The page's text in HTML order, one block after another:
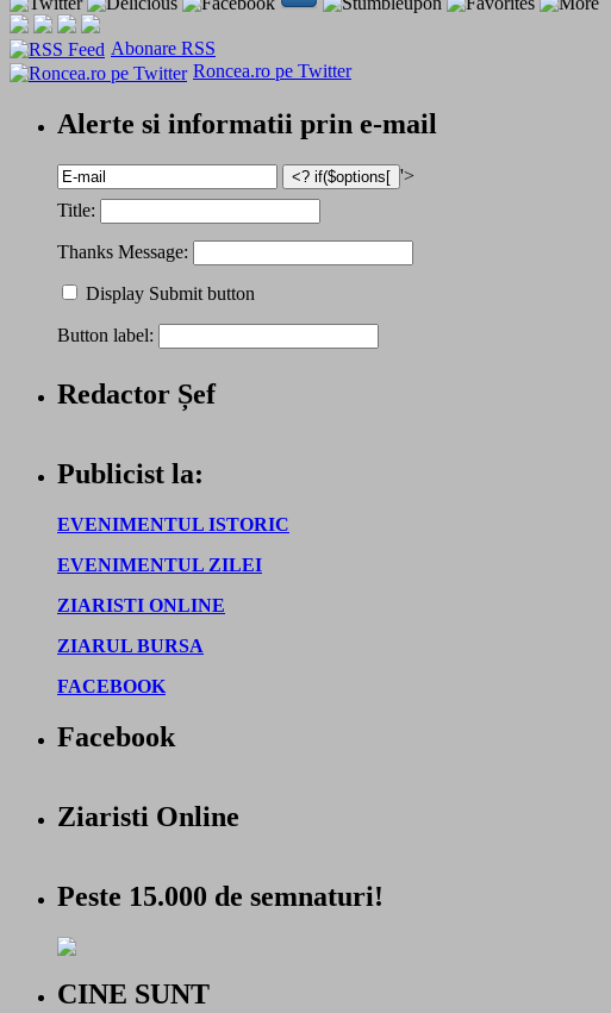
Abonare RSS
Roncea.ro pe Twitter
Alerte si informatii prin e-mail
'>
Title:
Thanks Message:
Display Submit button
Button label:
Redactor Șef
Publicist la:
EVENIMENTUL ISTORIC
EVENIMENTUL ZILEI
ZIARISTI ONLINE
ZIARUL BURSA
FACEBOOK
Facebook
Ziaristi Online
Peste 15.000 de semnaturi!
CINE SUNT